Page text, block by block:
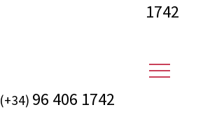
1742
(+34) 96 406 1742